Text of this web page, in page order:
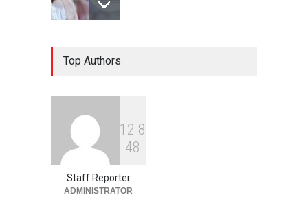
বৈশ্বিক প্রতিযোগিতা সক্ষমতা বাড়াতে
পোশাক শিল্পে নতুন উদ্যোগ
Top Authors
1 2 8
48
Staff Reporter
ADMINISTRATOR